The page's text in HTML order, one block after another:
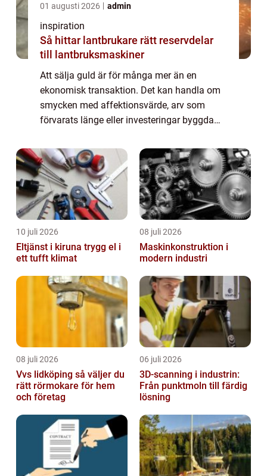
01 augusti 2026 admin
inspiration
Så hittar lantbrukare rätt reservdelar
till lantbruksmaskiner
Att sälja guld är för många mer än en
ekonomisk transaktion. Det kan handla om
smycken med affektionsvärde, arv som
förvarats länge eller investeringar byggda
10 juli 2026
Eltjänst i kiruna trygg el i
ett tufft klimat
08 juli 2026
Maskinkonstruktion i
modern industri
08 juli 2026
Vvs lidköping så väljer du
rätt rörmokare för hem
och företag
06 juli 2026
3D-scanning i industrin:
Från punktmoln till färdig
lösning